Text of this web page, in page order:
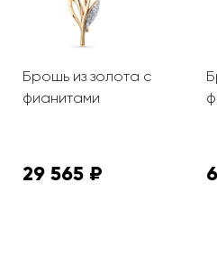
Брошь из золота с
фианитами
29 565 ₽